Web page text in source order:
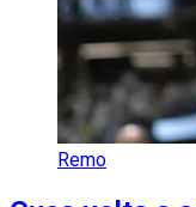
Remo